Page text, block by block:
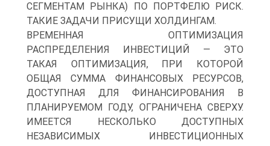
СЕГМЕНТАМ РЫНКА) ПО ПОРТФЕЛЮ РИСК.
ТАКИЕ ЗАДАЧИ ПРИСУЩИ ХОЛДИНГАМ.
ВРЕМЕННАЯ ОПТИМИЗАЦИЯ
РАСПРЕДЕЛЕНИЯ ИНВЕСТИЦИЙ — ЭТО
ТАКАЯ ОПТИМИЗАЦИЯ, ПРИ КОТОРОЙ
ОБЩАЯ СУММА ФИНАНСОВЫХ РЕСУРСОВ,
ДОСТУПНАЯ ДЛЯ ФИНАНСИРОВАНИЯ В
ПЛАНИРУЕМОМ ГОДУ, ОГРАНИЧЕНА СВЕРХУ.
ИМЕЕТСЯ НЕСКОЛЬКО ДОСТУПНЫХ
НЕЗАВИСИМЫХ ИНВЕСТИЦИОННЫХ